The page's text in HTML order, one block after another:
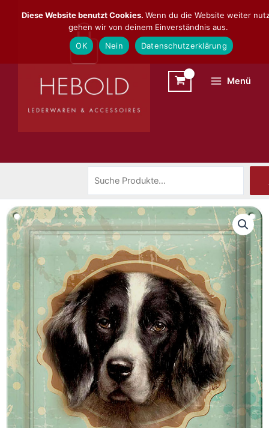
Inhalt
Menü
Diese Website benutzt Cookies. Wenn du die Website weiter
gehen wir von deinem Einverständnis aus.
OK
Nein Datenschutzerklärung